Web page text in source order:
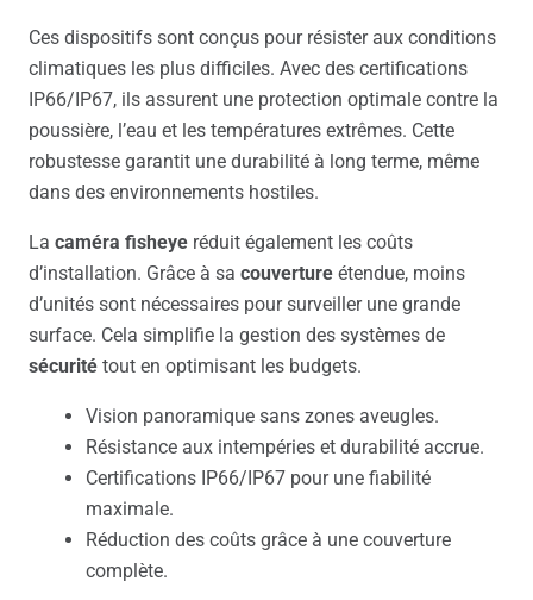
Ces dispositifs sont conçus pour résister aux conditions
climatiques les plus difficiles. Avec des certifications
IP66/IP67, ils assurent une protection optimale contre la
poussière, l’eau et les températures extrêmes. Cette
robustesse garantit une durabilité à long terme, même
dans des environnements hostiles.
La caméra fisheye réduit également les coûts
d’installation. Grâce à sa couverture étendue, moins
d’unités sont nécessaires pour surveiller une grande
surface. Cela simplifie la gestion des systèmes de
sécurité tout en optimisant les budgets.
Vision panoramique sans zones aveugles.
Résistance aux intempéries et durabilité accrue.
Certifications IP66/IP67 pour une fiabilité
maximale.
Réduction des coûts grâce à une couverture
complète.